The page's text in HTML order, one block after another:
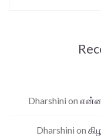
Dharshini on
Dharshini on